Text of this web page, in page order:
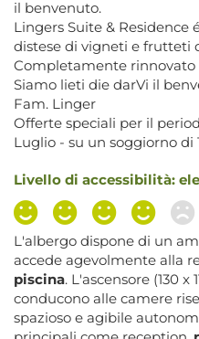
il benvenuto.
Lingers Suite &
distese di vigneti e frutteti
Completamente rinnovato
Siamo lieti die darVi il
Fam. Linger
Offerte speciali per il
Luglio - su un soggiorno di
Livello di accessibilità:
L'albergo dispone di un
accede agevolmente alla
piscina. L'ascensore (130
conducono alle camere
spazioso e agibile